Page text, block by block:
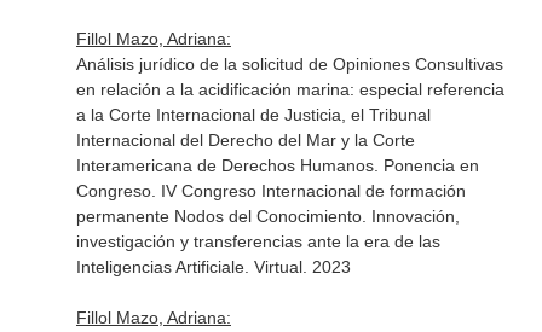
Fillol Mazo, Adriana:
Análisis jurídico de la solicitud de Opiniones Consultivas
en relación a la acidificación marina: especial referencia
a la Corte Internacional de Justicia, el Tribunal
Internacional del Derecho del Mar y la Corte
Interamericana de Derechos Humanos. Ponencia en
Congreso. IV Congreso Internacional de formación
permanente Nodos del Conocimiento. Innovación,
investigación y transferencias ante la era de las
Inteligencias Artificiale. Virtual. 2023
Fillol Mazo, Adriana: